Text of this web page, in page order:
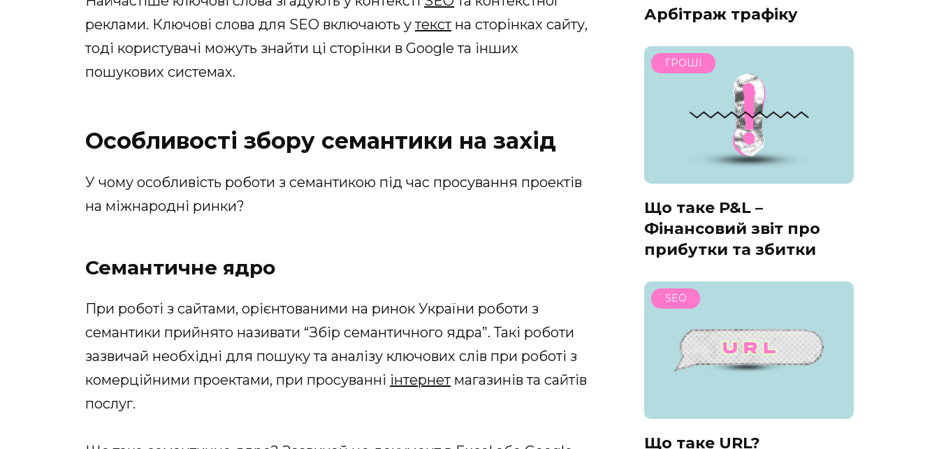
реклами. Ключові слова для SEO включають утекстна сторінках сайту,
тоді користувачі можуть знайти ці сторінки в Google та інших
пошукових системах.
Особливості збору семантики на захід
У чому особливість роботи з семантикою під час просування проектів
на міжнародні ринки?
Семантичне ядро
При роботі з сайтами, орієнтованими на ринок України роботи з
семантики прийнято називати “Збір семантичного ядра”. Такі роботи
зазвичай необхідні для пошуку та аналізу ключових слів при роботі з
комерційними проектами, при просуванні інтернетмагазинів та сайтів
послуг.
Арбітраж трафіку
ГРОШІ
Що таке P&L –
Фінансовий звіт про
прибутки та збитки
SEO
Що таке URL?